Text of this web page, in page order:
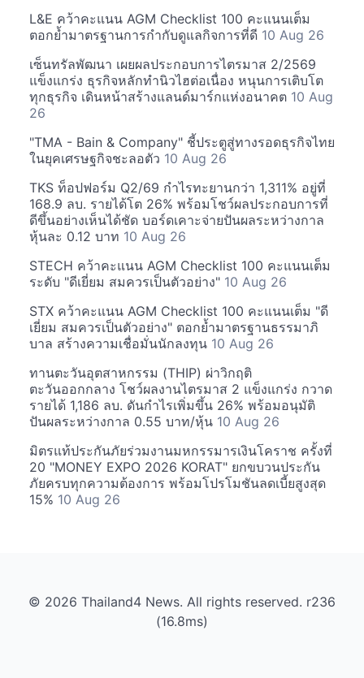
L&E คว้าคะแนน AGM Checklist 100 คะแนนเต็ม
ตอกย้ำมาตรฐานการกำกับดูแลกิจการที่ดี 10 Aug 26
เซ็นทรัลพัฒนา เผยผลประกอบการไตรมาส 2/2569
แข็งแกร่ง ธุรกิจหลักทำนิวไฮต่อเนื่อง หนุนการเติบโต
ทุกธุรกิจ เดินหน้าสร้างแลนด์มาร์กแห่งอนาคต 10 Aug
26
"TMA - Bain & Company" ชี้ประตูสู่ทางรอดธุรกิจไทย
ในยุคเศรษฐกิจชะลอตัว 10 Aug 26
TKS ท็อปฟอร์ม Q2/69 กำไรทะยานกว่า 1,311% อยู่ที่
168.9 ลบ. รายได้โต 26% พร้อมโชว์ผลประกอบการที่
ดีขึ้นอย่างเห็นได้ชัด บอร์ดเคาะจ่ายปันผลระหว่างกาล
หุ้นละ 0.12 บาท 10 Aug 26
STECH คว้าคะแนน AGM Checklist 100 คะแนนเต็ม
ระดับ "ดีเยี่ยม สมควรเป็นตัวอย่าง" 10 Aug 26
STX คว้าคะแนน AGM Checklist 100 คะแนนเต็ม "ดี
เยี่ยม สมควรเป็นตัวอย่าง" ตอกย้ำมาตรฐานธรรมาภิ
บาล สร้างความเชื่อมั่นนักลงทุน 10 Aug 26
ทานตะวันอุตสาหกรรม (THIP) ผ่าวิกฤติ
ตะวันออกกลาง โชว์ผลงานไตรมาส 2 แข็งแกร่ง กวาด
รายได้ 1,186 ลบ. ดันกำไรเพิ่มขึ้น 26% พร้อมอนุมัติ
ปันผลระหว่างกาล 0.55 บาท/หุ้น 10 Aug 26
มิตรแท้ประกันภัยร่วมงานมหกรรมารเงินโคราช ครั้งที่
20 "MONEY EXPO 2026 KORAT" ยกขบวนประกัน
ภัยครบทุกความต้องการ พร้อมโปรโมชันลดเบี้ยสูงสุด
15% 10 Aug 26
© 2026 Thailand4 News. All rights reserved. r236
(16.8ms)